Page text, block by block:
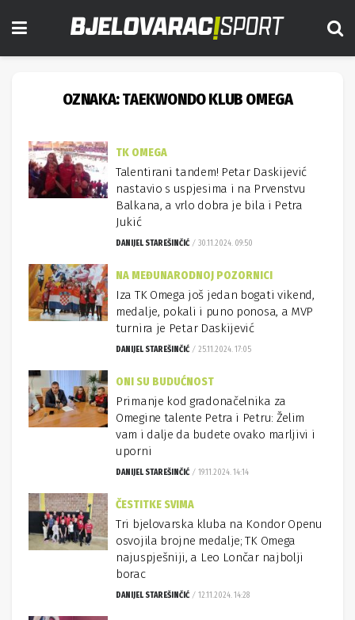
OZNAKA:TAEKWONDO KLUB OMEGA
TK OMEGA
Talentirani tandem! Petar Daskijević
nastavio s uspjesima i na Prvenstvu
Balkana, a vrlo dobra je bila i Petra
Jukić
DANIJEL STAREŠINČIĆ 30.11.2024. 09:50
NA MEĐUNARODNOJ POZORNICI
Iza TK Omega još jedan bogati vikend,
medalje, pokali i puno ponosa, a MVP
turnira je Petar Daskijević
DANIJEL STAREŠINČIĆ 25.11.2024. 17:05
ONI SU BUDUĆNOST
Primanje kod gradonačelnika za
Omegine talente Petra i Petru: Želim
vam i dalje da budete ovako marljivi i
uporni
DANIJEL STAREŠINČIĆ 19.11.2024. 14:14
ČESTITKE SVIMA
Tri bjelovarska kluba na Kondor Openu
osvojila brojne medalje; TK Omega
najuspješniji, a Leo Lončar najbolji
borac
DANIJEL STAREŠINČIĆ 12.11.2024. 14:28